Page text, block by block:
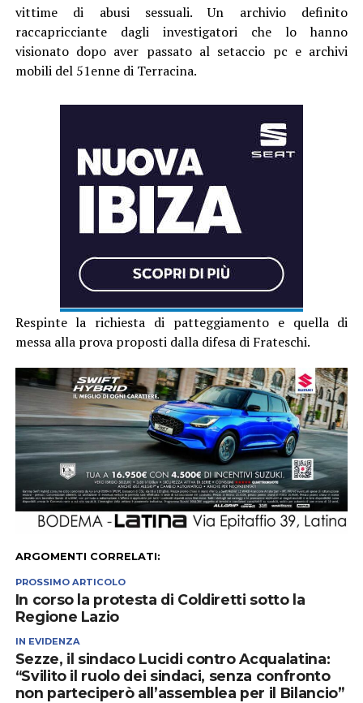
vittime di abusi sessuali. Un archivio definito
raccapricciante dagli investigatori che lo hanno
visionato dopo aver passato al setaccio pc e archivi
mobili del 51enne di Terracina.
Respinte la richiesta di patteggiamento e quella di
messa alla prova proposti dalla difesa di Frateschi.
ARGOMENTI CORRELATI:
PROSSIMO ARTICOLO
In corso la protesta di Coldiretti sotto la
Regione Lazio
IN EVIDENZA
Sezze, il sindaco Lucidi contro Acqualatina:
“Svilito il ruolo dei sindaci, senza confronto
non parteciperò all’assemblea per il Bilancio”